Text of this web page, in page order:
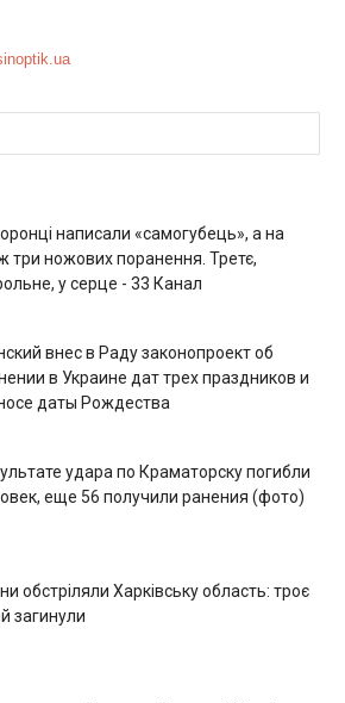
написали «самогубець», а на
три ножових поранення. Третє,
у серце - 33 Канал
внес в Раду законопроект об
в Украине дат трех праздников и
даты Рождества
удара по Краматорску погибли
еще 56 получили ранения (фото)
обстріляли Харківську область: троє
загинули